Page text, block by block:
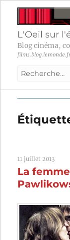
L'Oeil sur
Blog cinéma,
Recherche
:
11 juillet 2013
La